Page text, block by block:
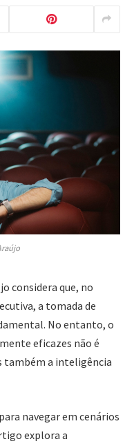
considera que, no
a tomada de
No entanto, o
eficazes não é
também a inteligência
navegar em cenários
explora a